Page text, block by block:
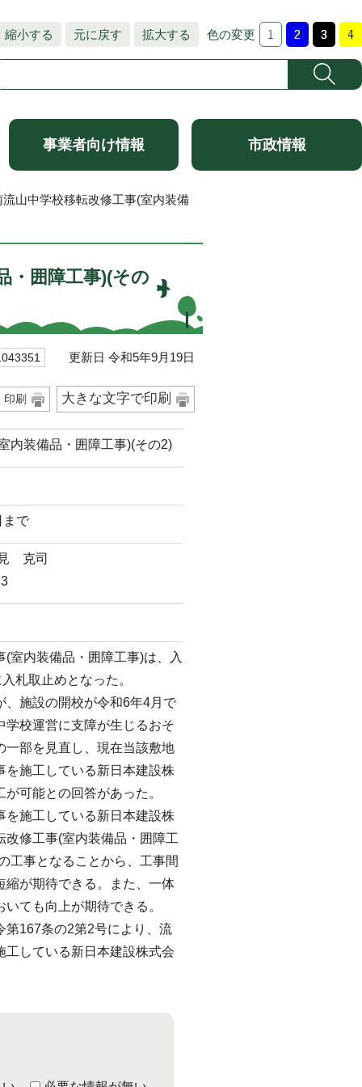
縮小する 元に戻す 拡大する 色の変更
事業者向け情報 市政情報
山中学校移転改修工事(室内装備
・囲障工事)(その
更新日 令和5年9月19日
印刷 大きな文字で印刷
内装備品・囲障工事)(その2)
まで
克司
内装備品・囲障工事)は、入
札取止めとなった。
施設の開校が令和6年4月で
校運営に支障が生じるおそ
一部を見直し、現在当該敷地
を施工している新日本建設株
可能との回答があった。
施工している新日本建設株
修工事(室内装備品・囲障工
工事となることから、工事間
縮が期待できる。また、一体
ても向上が期待できる。
167条の2第2号により、流
している新日本建設株式会